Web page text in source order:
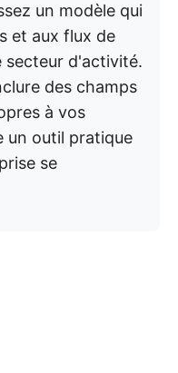
un modèle qui
et aux flux de
secteur d'activité.
des champs
à vos
un outil pratique
se